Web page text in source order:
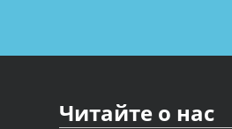
Читайте о нас